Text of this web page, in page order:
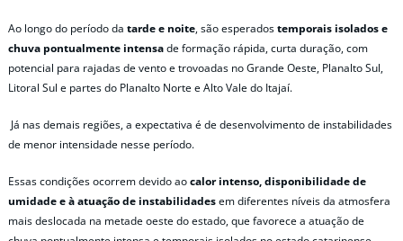
Ao longo do período da tarde e noite, são esperadostemporais isolados e
chuva pontualmente intensade formação rápida, curta duração, com
potencial para rajadas de vento e trovoadas no Grande Oeste, Planalto Sul,
Litoral Sul e partes do Planalto Norte e Alto Vale do Itajaí.
Já nas demais regiões, a expectativa é de desenvolvimento de instabilidades
de menor intensidade nesse período.
Essas condições ocorrem devido aocalor intenso, disponibilidade de
umidade e à atuação de instabilidadesem diferentes níveis da atmosfera
mais deslocada na metade oeste do estado, que favorece a atuação de